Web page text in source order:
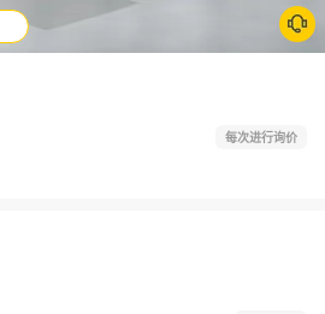
每次进行询价